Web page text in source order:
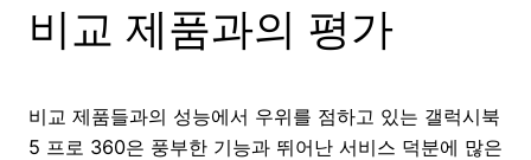
비교 제품과의 평가
비교 제품들과의 성능에서 우위를 점하고 있는 갤럭시북
5 프로 360은 풍부한 기능과 뛰어난 서비스 덕분에 많은